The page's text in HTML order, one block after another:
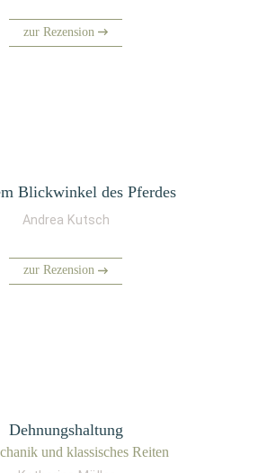
zur Rezension
Blickwinkel des Pferdes
Andrea Kutsch
zur Rezension
Dehnungshaltung
und klas­si­sches Reiten